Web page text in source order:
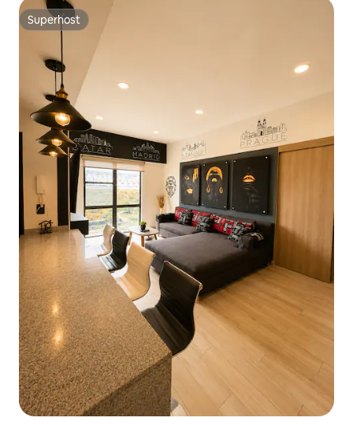
Superhost
Superhost